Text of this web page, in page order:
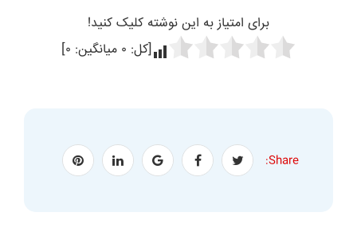
برای امتیاز به این نوشته کلیک کنید!
[کل: ۰ میانگین: ۰]
Share: